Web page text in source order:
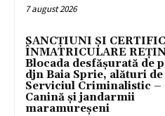
7 august 2026
SANCȚIUNI ȘI
ÎNMATRICULARE
Blocada desfășurată de
djn Baia Sprie, alături de
Serviciul Criminalistic –
Canină și jandarmii
maramureșeni